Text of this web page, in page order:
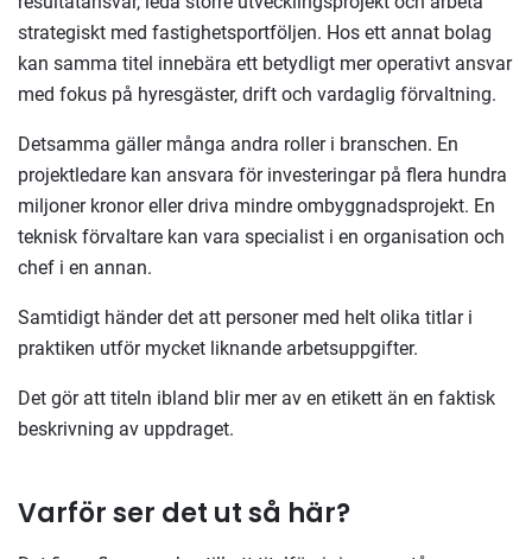
strategiskt med fastighetsportföljen. Hos ett annat bolag
kan samma titel innebära ett betydligt mer operativt ansvar
med fokus på hyresgäster, drift och vardaglig förvaltning.
Detsamma gäller många andra roller i branschen. En
projektledare kan ansvara för investeringar på flera hundra
miljoner kronor eller driva mindre ombyggnadsprojekt. En
teknisk förvaltare kan vara specialist i en organisation och
chef i en annan.
Samtidigt händer det att personer med helt olika titlar i
praktiken utför mycket liknande arbetsuppgifter.
Det gör att titeln ibland blir mer av en etikett än en faktisk
beskrivning av uppdraget.
Varför ser det ut så här?